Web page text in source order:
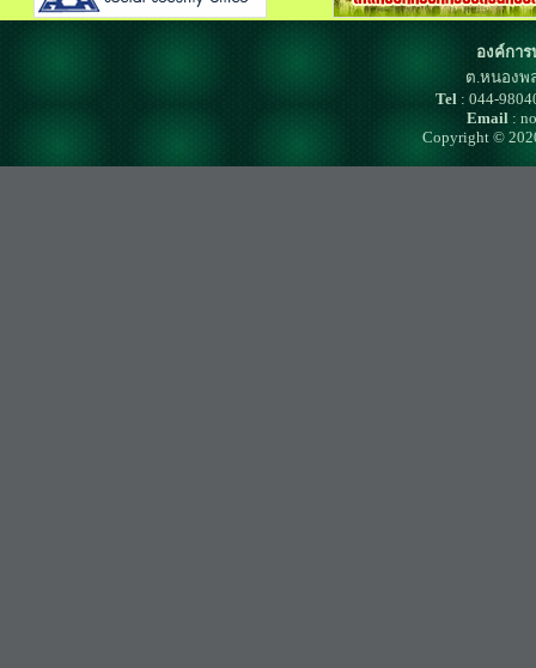
องค์กา
ต.หนองพ
Tel: 044-
Email :
Copyright ©